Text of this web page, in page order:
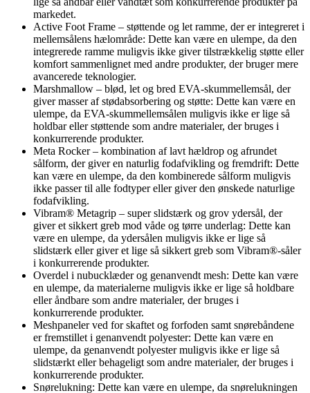
markedet.
Active Foot Frame – støttende og let ramme, der er integreret i
mellemsålens hælområde: Dette kan være en ulempe, da den
integrerede ramme muligvis ikke giver tilstrækkelig støtte eller
komfort sammenlignet med andre produkter, der bruger mere
avancerede teknologier.
Marshmallow – blød, let og bred EVA-skummellemsål, der
giver masser af stødabsorbering og støtte: Dette kan være en
ulempe, da EVA-skummellemsålen muligvis ikke er lige så
holdbar eller støttende som andre materialer, der bruges i
konkurrerende produkter.
Meta Rocker – kombination af lavt hældrop og afrundet
sålform, der giver en naturlig fodafvikling og fremdrift: Dette
kan være en ulempe, da den kombinerede sålform muligvis
ikke passer til alle fodtyper eller giver den ønskede naturlige
fodafvikling.
Vibram® Metagrip – super slidstærk og grov ydersål, der
giver et sikkert greb mod våde og tørre underlag: Dette kan
være en ulempe, da ydersålen muligvis ikke er lige så
slidstærk eller giver et lige så sikkert greb som Vibram®-såler
i konkurrerende produkter.
Overdel i nubucklæder og genanvendt mesh: Dette kan være
en ulempe, da materialerne muligvis ikke er lige så holdbare
eller åndbare som andre materialer, der bruges i
konkurrerende produkter.
Meshpaneler ved for skaftet og forfoden samt snørebåndene
er fremstillet i genanvendt polyester: Dette kan være en
ulempe, da genanvendt polyester muligvis ikke er lige så
slidstærkt eller behageligt som andre materialer, der bruges i
konkurrerende produkter.
Snørelukning: Dette kan være en ulempe, da snørelukningen